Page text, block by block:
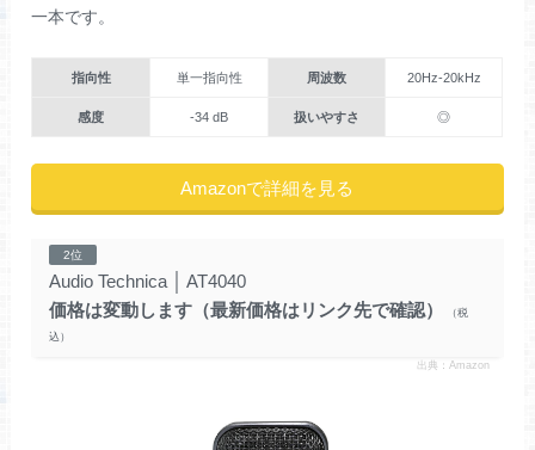
一本です。
指向性 単一指向性 周波数 20Hz-20kHz
感度 -34 dB 扱いやすさ ◎
Amazonで詳細を見る
2位
Audio Technica
AT4040
価格は変動します（最新価格はリンク先で確認）
出典：Amazon